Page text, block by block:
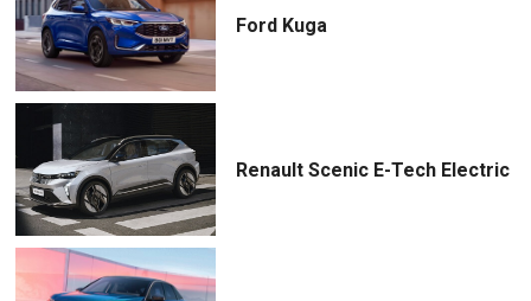
Ford Kuga
Renault Scenic E-Tech Electric